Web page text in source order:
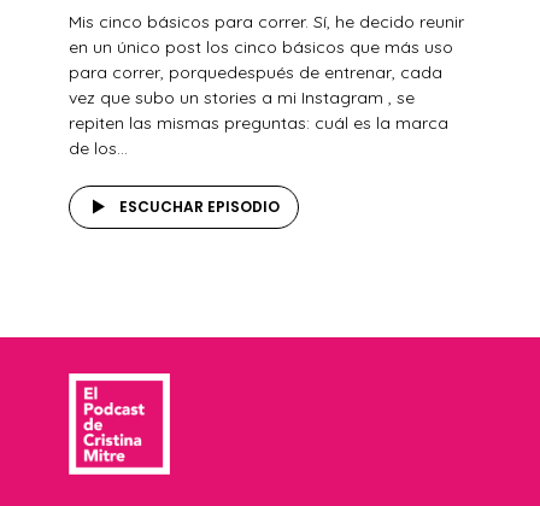
Mis cinco básicos para correr. Sí, he decido reunir
en un único post los cinco básicos que más uso
para correr, porquedespués de entrenar, cada
vez que subo un stories a mi Instagram , se
repiten las mismas preguntas: cuál es la marca
de los...
ESCUCHAR EPISODIO